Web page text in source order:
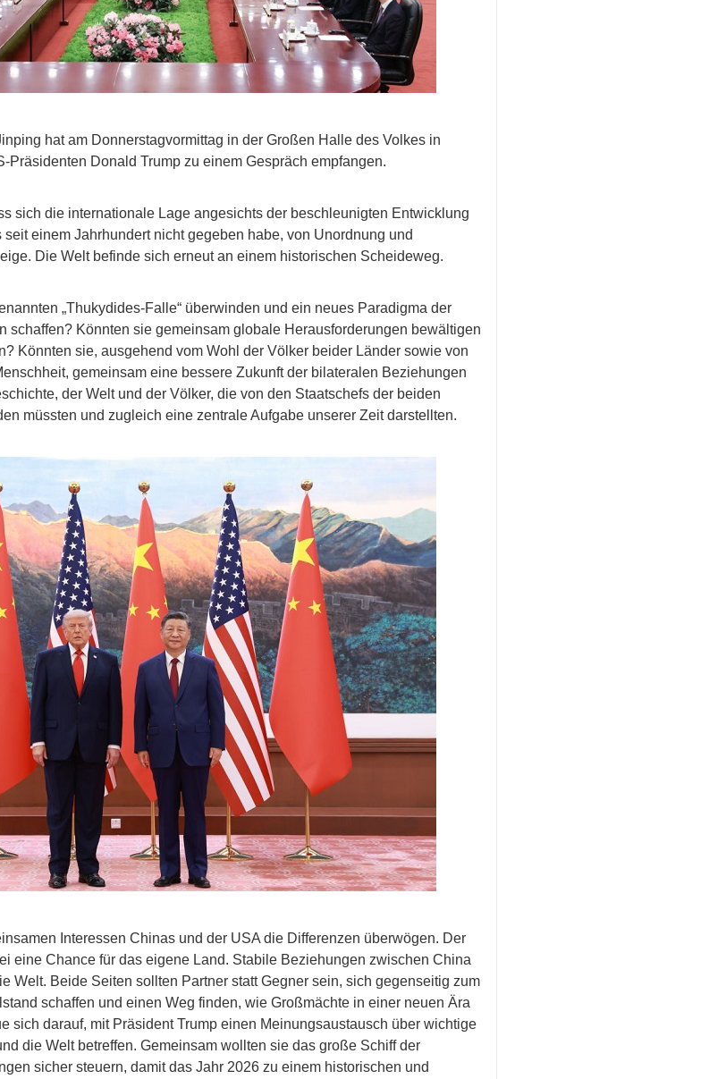
hat am Donnerstagvormittag in der Großen Halle des Volkes in
Donald Trump zu einem Gespräch empfangen.
sich die internationale Lage angesichts der beschleunigten Entwicklung
einem Jahrhundert nicht gegeben habe, von Unordnung und
Die Welt befinde sich erneut an einem historischen Scheideweg.
„Thukydides-Falle“ überwinden und ein neues Paradigma der
schaffen? Könnten sie gemeinsam globale Herausforderungen bewältigen
Könnten sie, ausgehend vom Wohl der Völker beider Länder sowie von
gemeinsam eine bessere Zukunft der bilateralen Beziehungen
der Welt und der Völker, die von den Staatschefs der beiden
müssten und zugleich eine zentrale Aufgabe unserer Zeit darstellten.
Interessen Chinas und der USA die Differenzen überwögen. Der
eine Chance für das eigene Land. Stabile Beziehungen zwischen China
Welt. Beide Seiten sollten Partner statt Gegner sein, sich gegenseitig zum
schaffen und einen Weg finden, wie Großmächte in einer neuen Ära
sich darauf, mit Präsident Trump einen Meinungsaustausch über wichtige
die Welt betreffen. Gemeinsam wollten sie das große Schiff der
sicher steuern, damit das Jahr 2026 zu einem historischen und